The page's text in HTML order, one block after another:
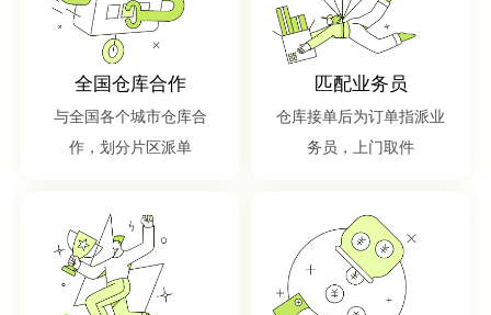
全国仓库合作
与全国各个城市仓库合
作，划分片区派单
匹配业务员
仓库接单后为订单指派业
务员，上门取件